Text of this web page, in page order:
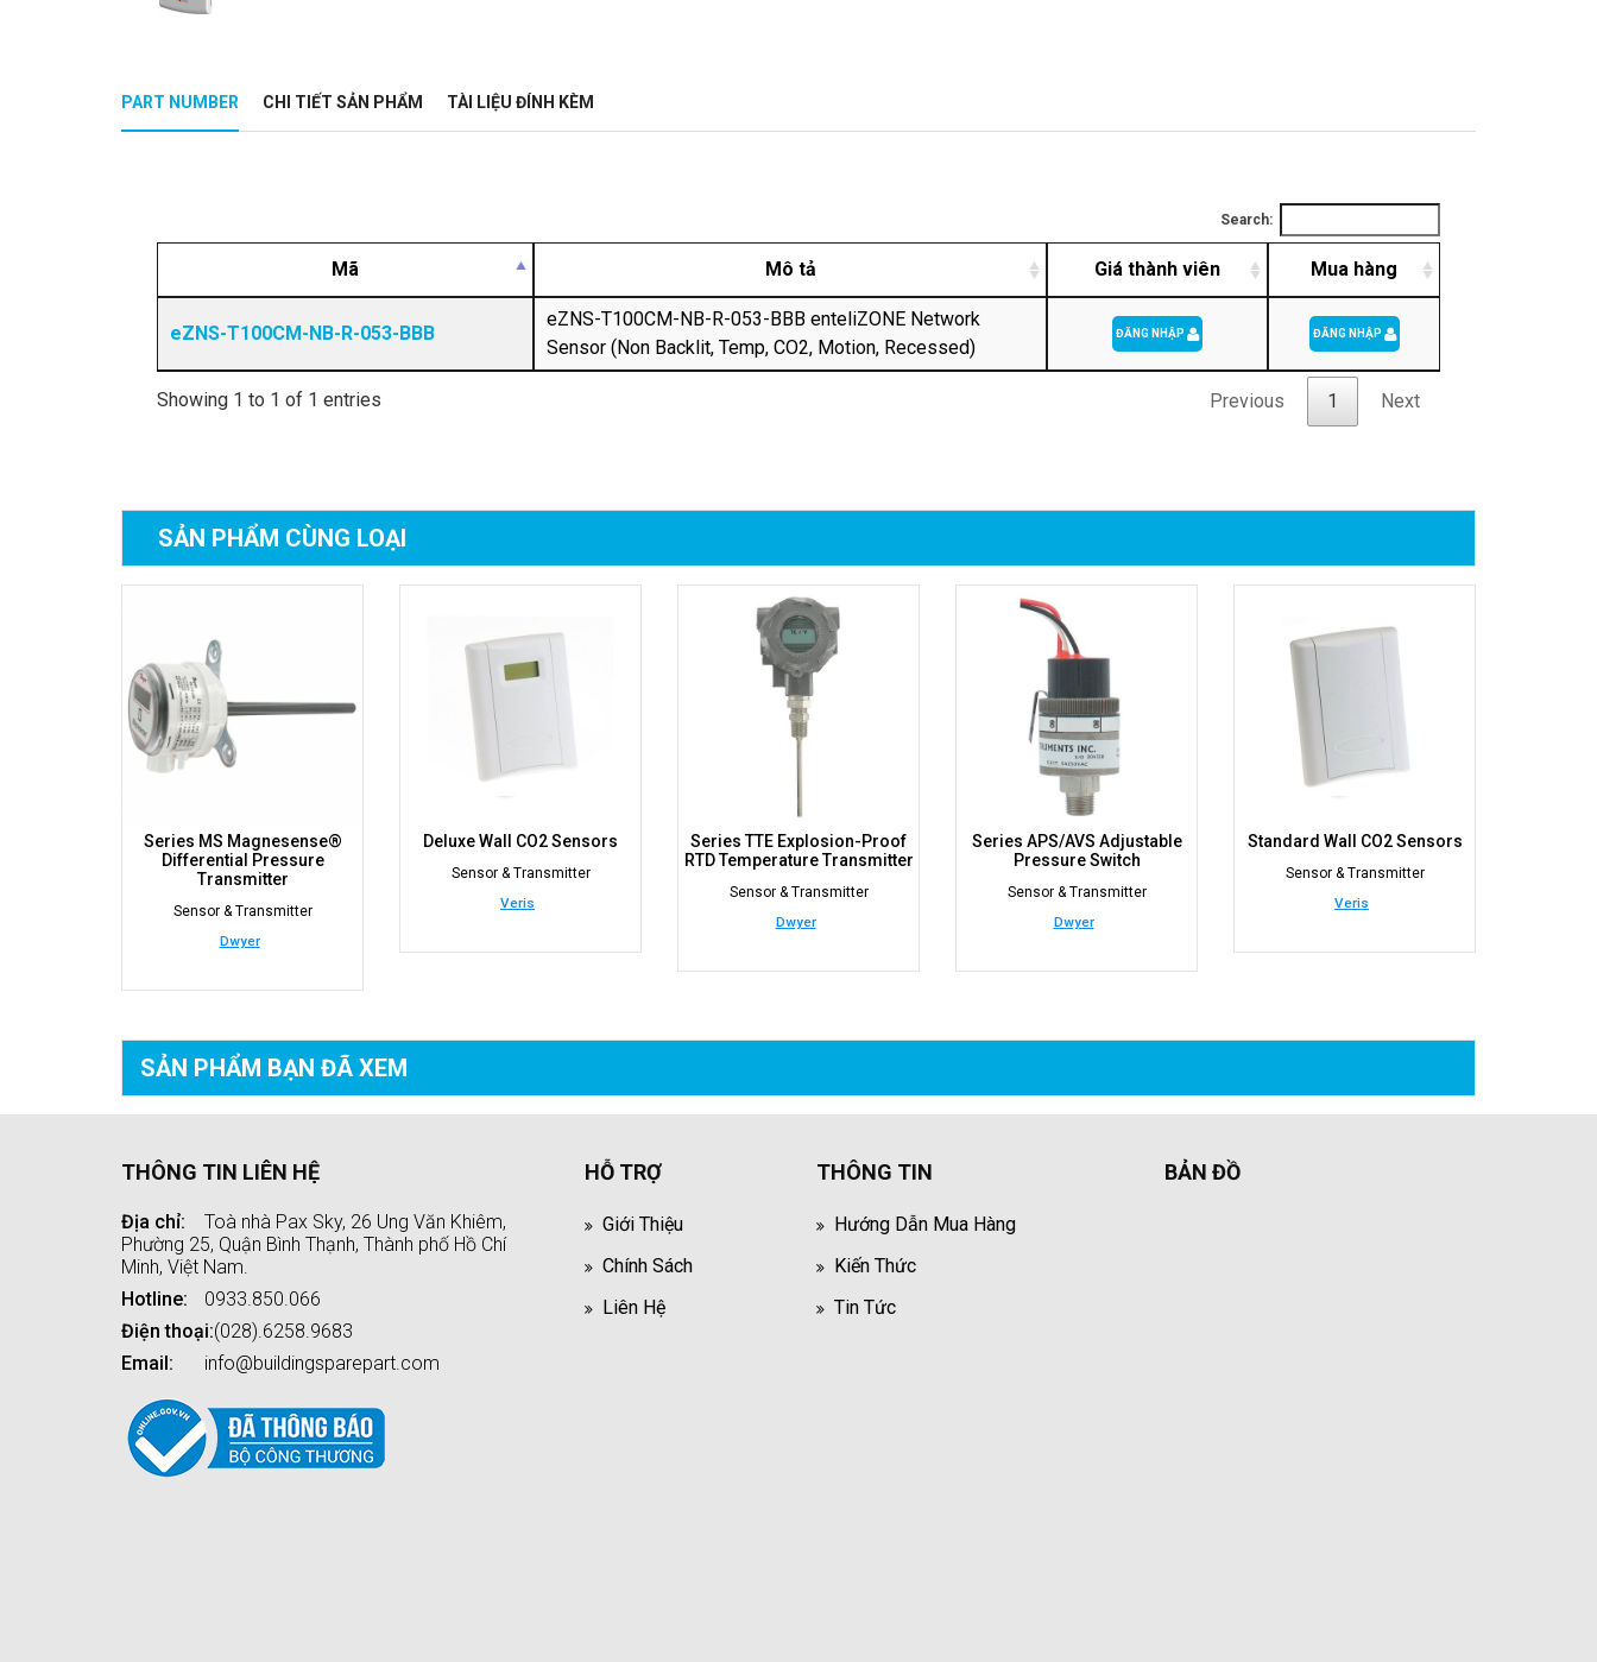
PART NUMBER CHI TIẾT SẢN PHẨM TÀI LIỆU ĐÍNH KÈM
Search:
Mã Mô tả Giá thành viên Mua hàng
eZNS-T100CM-NB-R-053-BBB
eZNS-T100CM-NB-R-053-BBB enteliZONE Network
Sensor (Non Backlit, Temp, CO2, Motion, Recessed)
ĐĂNG NHẬP ĐĂNG NHẬP
Showing 1 to 1 of 1 entries Previous 1 Next
SẢN PHẨM CÙNG LOẠI
Series MS Magnesense®
Differential Pressure
Transmitter
Sensor & Transmitter
Dwyer
Deluxe Wall CO2 Sensors
Sensor & Transmitter
Veris
Series TTE Explosion-Proof
RTD Temperature Transmitter
Sensor & Transmitter
Dwyer
Series APS/AVS Adjustable
Pressure Switch
Sensor & Transmitter
Dwyer
Standard Wall CO2 Sensors
Sensor & Transmitter
Veris
SẢN PHẨM BẠN ĐÃ XEM
THÔNG TIN LIÊN HỆ
Địa chỉ:
Toà nhà Pax Sky, 26 Ung Văn Khiêm,
Phường 25, Quận Bình Thạnh, Thành phố Hồ Chí
Minh, Việt Nam.
Hotline:
0933.850.066
Điện thoại:(028).6258.9683
Email:
info@buildingsparepart.com
HỖ TRỢ
Giới Thiệu
Chính Sách
Liên Hệ
THÔNG TIN
Hướng Dẫn Mua Hàng
Kiến Thức
Tin Tức
BẢN ĐỒ